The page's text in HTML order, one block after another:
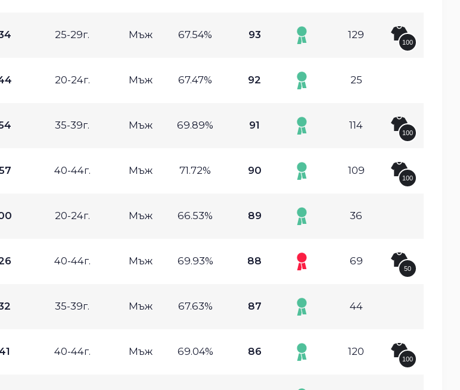
25-29г. Мъж 67.54% 93 129
100
20-24г. Мъж 67.47% 92 25
35-39г. Мъж 69.89% 91 114
100
40-44г. Мъж 71.72% 90 109
100
20-24г. Мъж 66.53% 89 36
40-44г. Мъж 69.93% 88 69
50
35-39г. Мъж 67.63% 87 44
40-44г. Мъж 69.04% 86 120
100